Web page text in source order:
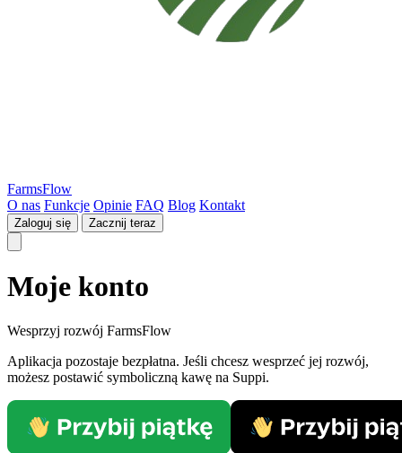
FarmsFlow
O nas Funkcje Opinie FAQ Blog Kontakt
Zaloguj się Zacznij teraz
Moje konto
Wesprzyj rozwój FarmsFlow
Aplikacja pozostaje bezpłatna. Jeśli chcesz wesprzeć jej rozwój,
możesz postawić symboliczną kawę na Suppi.